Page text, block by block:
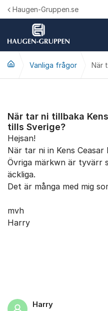
Hoppa till innehåll
Haugen-Gruppen.se
Vanliga frågor
När tar ni tillbaka
tills Sverige?
Hejsan!
När tar ni in Kens Ceasar
Övriga märkwn är tyvärr
äckliga.
Det är många med mig
mvh
Harry
Harry